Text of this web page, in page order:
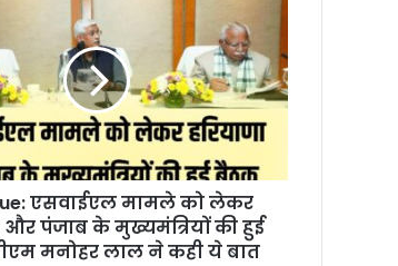
एसवाईएल मामले को लेकर
और पंजाब के मुख्यमंत्रियों की हुई
मनोहर लाल ने कही ये बात